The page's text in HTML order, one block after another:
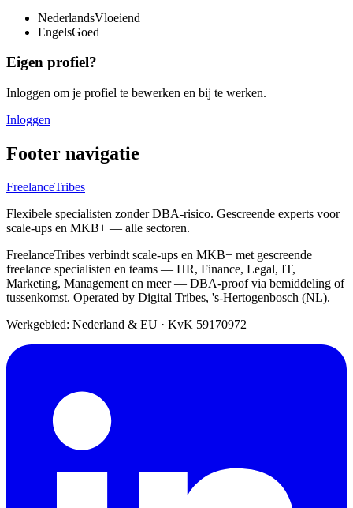
NederlandsVloeiend
EngelsGoed
Eigen profiel?
Inloggen om je profiel te bewerken en bij te werken.
Inloggen
Footer navigatie
FreelanceTribes
Flexibele specialisten zonder DBA-risico. Gescreende experts voor
scale-ups en MKB+ — alle sectoren.
FreelanceTribes verbindt scale-ups en MKB+ met gescreende
freelance specialisten en teams — HR, Finance, Legal, IT,
Marketing, Management en meer — DBA-proof via bemiddeling of
tussenkomst. Operated by Digital Tribes, 's-Hertogenbosch (NL).
Werkgebied: Nederland & EU · KvK 59170972